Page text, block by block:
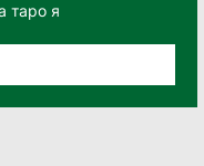
таро я